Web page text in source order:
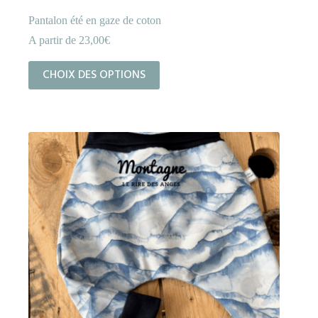
Pantalon été en gaze de coton
A partir de 23,00€
CHOIX DES OPTIONS
Ce
produit
a
Les
options
peuvent
être
choisies
sur
la
page
du
produit